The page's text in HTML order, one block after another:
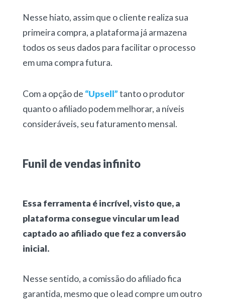
Nesse hiato, assim que o cliente realiza sua
primeira compra, a plataforma já armazena
todos os seus dados para facilitar o processo
em uma compra futura.
Com a opção de “Upsell”tanto o produtor
quanto o afiliado podem melhorar, a níveis
consideráveis, seu faturamento mensal.
Funil de vendas infinito
Essa ferramenta é incrível, visto que, a
plataforma consegue vincular um lead
captado ao afiliado que fez a conversão
inicial.
Nesse sentido, a comissão do afiliado fica
garantida, mesmo que o lead compre um outro